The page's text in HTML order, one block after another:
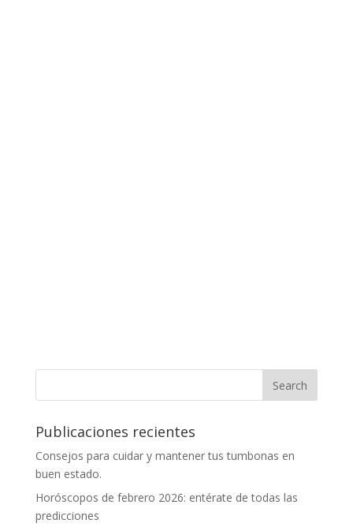
Publicaciones recientes
Consejos para cuidar y mantener tus tumbonas en
buen estado.
Horóscopos de febrero 2026: entérate de todas las
predicciones